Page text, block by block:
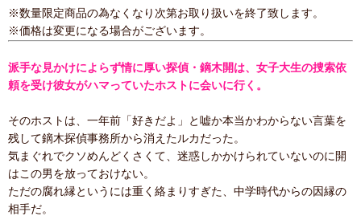
※数量限定商品の為なくなり次第お取り扱いを終了致します。
※価格は変更になる場合がございます。
派手な見かけによらず情に厚い探偵・鏑木開は、女子大生の捜索依
頼を受け彼女がハマっていたホストに会いに行く。
そのホストは、一年前「好きだよ」と嘘か本当かわからない言葉を
残して鏑木探偵事務所から消えたルカだった。
気まぐれでクソめんどくさくて、迷惑しかかけられていないのに開
はこの男を放っておけない。
ただの腐れ縁というには重く絡まりすぎた、中学時代からの因縁の
相手だ。